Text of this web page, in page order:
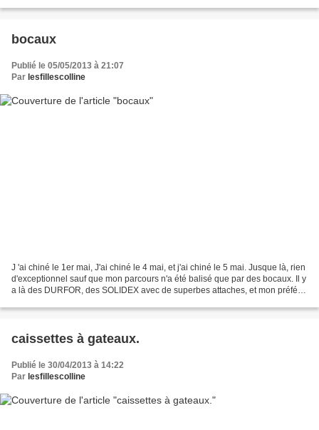
bocaux
Publié le 05/05/2013 à 21:07
Par lesfillescolline
J 'ai chiné le 1er mai, J'ai chiné le 4 mai, et j'ai chiné le 5 mai. Jusque là, rien
d'exceptionnel sauf que mon parcours n'a été balisé que par des bocaux. Il y
a là des DURFOR, des SOLIDEX avec de superbes attaches, et mon préféré
caissettes à gateaux.
Publié le 30/04/2013 à 14:22
Par lesfillescolline